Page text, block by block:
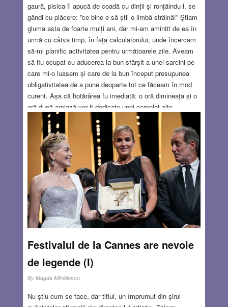
gaură, pisica îl apucă de coadă cu dinții și ronțăindu-l, se
gândi cu plăcere: ”ce bine e să știi o limbă străină!” Știam
gluma asta de foarte mulți ani, dar mi-am amintit de ea în
urmă cu câtva timp, în fața calculatorului, unde încercam
să-mi planific activitatea pentru următoarele zile. Aveam
să fiu ocupat cu aducerea la bun sfârșit a unei sarcini pe
care mi-o luasem și care de la bun început presupunea
obligativitatea de a pune deoparte tot ce făceam în mod
curent. Așa că hotărârea fu imediată: o oră dimineața și o
oră după amiază vor fi dedicate unei complet alte
activități, s-o numim intelectuală, dar alta decât cea care
trebuia să-mi ocupe tot timpul liber în următoarele zile și
săptămâni. Bineînțeles prima idee care mi-a răsărit în
minte a fost reîntoarcerea la învățarea limbii
spaniole.
Read more…
JUL 29, 2021 17 COMMENTS
Festivalul de la Cannes are nevoie
de legende (I)
By Magda Mihăilescu
Nu știu cum se face, dar titlul, un împrumut din șirul